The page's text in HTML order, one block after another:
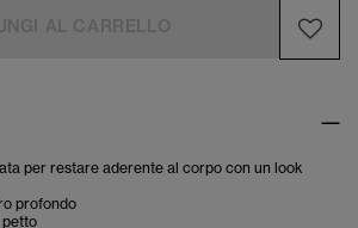
per restare aderente al corpo con un look
profondo